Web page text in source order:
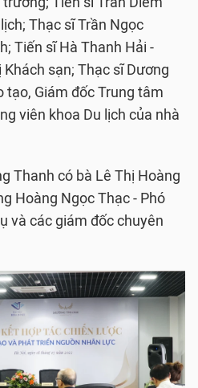
Thạc sĩ Trần Ngọc
Tiến sĩ Hà Thanh Hải -
sạn; Thạc sĩ Dương
tạo, Giám đốc Trung tâm
viên khoa Du lịch của nhà
Thanh có bà Lê Thị Hoàng
Hoàng Ngọc Thạc - Phó
và các giám đốc chuyên